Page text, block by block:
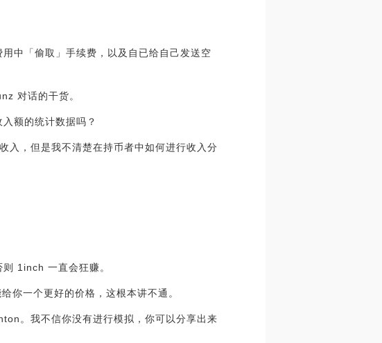
中「偷取」手续费，以及自已给自己发送空
对话的干货。
额的统计数据吗？
，但是我不清楚在持币者中如何进行收入分
1inch 一直会狂赚。
你一个更好的价格，这根本讲不通。
。我不信你没有进行模拟，你可以分享出来